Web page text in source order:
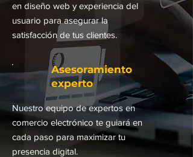
en diseño web y experiencia del
usuario para asegurar la
satisfacción de tus clientes.
Asesoramiento
experto
Nuestro equipo de expertos en
comercio electrónico te guiará en
cada paso para maximizar tu
presencia digital.